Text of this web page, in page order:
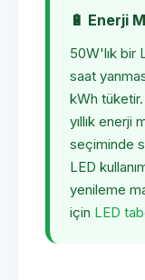
🔋 Enerji
50W'lık bir
saat
kWh
yıllık enerji
seçiminde
LED
yenileme
için LED